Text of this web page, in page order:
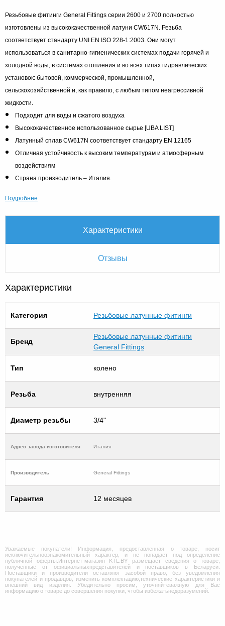
Резьбовые фитинги General Fittings серии 2600 и 2700 полностью
изготовлены из высококачественной латуни CW617N. Резьба
соответствует стандарту UNI EN ISO 228-1:2003. Они могут
использоваться в санитарно-гигиенических системах подачи горячей и
холодной воды, в системах отопления и во всех типах гидравлических
установок: бытовой, коммерческой, промышленной,
сельскохозяйственной и, как правило, с любым типом неагрессивной
жидкости.
Подходит для воды и сжатого воздуха
Высококачественное использованное сырье [UBA LIST]
Латунный сплав CW617N соответствует стандарту EN 12165
Отличная устойчивость к высоким температурам и атмосферным
воздействиям
Страна производитель – Италия.
Подробнее
Характеристики
Отзывы
Характеристики
Категория Резьбовые латунные фитинги
Бренд
Резьбовые латунные фитинги
General Fittings
Тип колено
Резьба внутренняя
Диаметр резьбы 3/4"
Адрес завода изготовителя Италия
Производитель General Fittings
Гарантия 12 месяцев
Уважаемые покупатели! Информация, предоставленная о товаре, носит
исключительноознакомительный характер, и не попадает под определение
публичной оферты.Интернет-магазин KTL.BY размещает сведения о товаре,
полученные от официальныхпредставителей и поставщиков в Беларуси.
Поставщики и производители оставляют засобой право, без уведомления
покупателей и продавцов, изменить комплектацию,технические характеристики и
внешний вид изделия. Убедительно просим, уточняйтеважную для Вас
информацию о товаре до совершения покупки, чтобы избежатьнедоразумений.